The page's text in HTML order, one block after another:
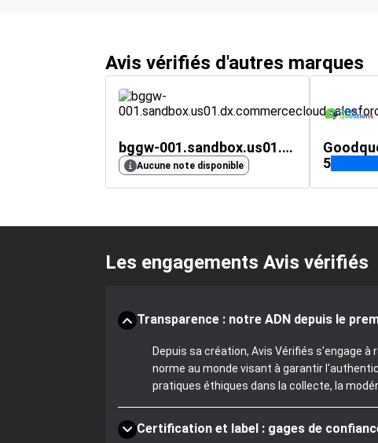
Avis vérifiés d'autres marques
bggw-001.sandbox.us01.dx.commercecloud.salesforce.com
Aucune note disponible
5
Les engagements Avis vérifiés
Transparence : notre ADN depuis le
Depuis sa création, Avis Vérifiés s'engage
norme au monde visant à garantir
pratiques éthiques dans la collecte, la
Certification et label : gages de